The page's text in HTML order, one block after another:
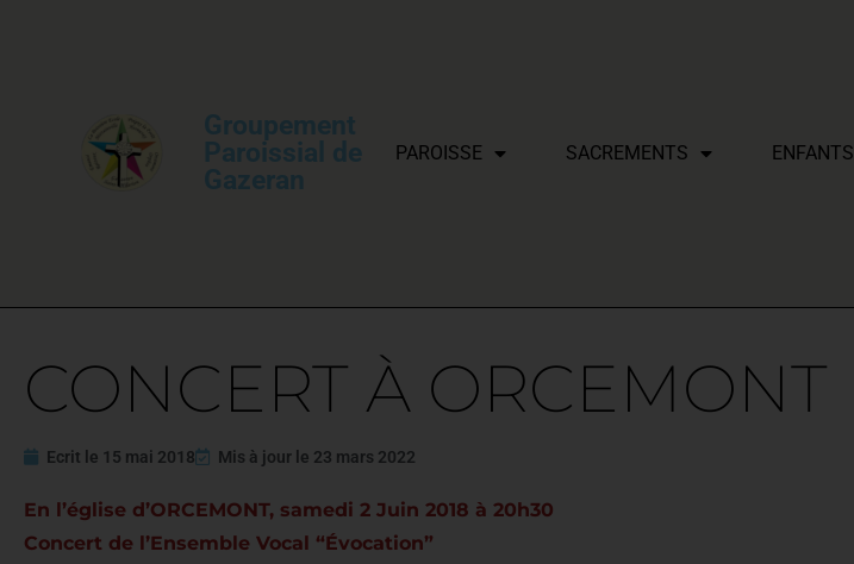
Groupement
Paroissial de
Gazeran
PAROISSE SACREMENTS ENFANTS
CONCERT À ORCEMONT
Ecrit le 15 mai 2018 Mis à jour le 23 mars 2022
En l’église d’ORCEMONT, samedi 2 Juin 2018 à 20h30
Concert de l’Ensemble Vocal “Évocation”